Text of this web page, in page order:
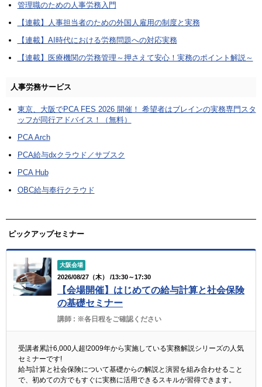
管理職のための人事労務入門
【連載】人事担当者のための外国人雇用の制度と実務
【連載】AI時代における労務問題への対応実務
【連載】医療機関の労務管理～押さえて安心！実務のポイント解説～
人事労務サービス
東京、大阪でPCA FES 2026 開催！ 希望者はブレインの実務専門スタ
ッフが同行アドバイス！（無料）
PCA Arch
PCA給与dxクラウド／サブスク
PCA Hub
OBC給与奉行クラウド
ピックアップセミナー
大阪会場
2026/08/27（木） /13:30～17:30
【会場開催】はじめての給与計算と社会保険
の基礎セミナー
講師 : ※各日程をご確認ください
受講者累計6,000人超!2009年から実施している実務解説シリーズの人気
セミナーです!
給与計算と社会保険について基礎からの解説と演習を組み合わせること
で、初めての方でもすぐに実務に活用できるスキルが習得できます。